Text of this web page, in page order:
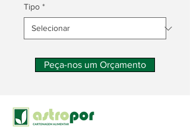
Tipo *
Peça-nos um Orçamento